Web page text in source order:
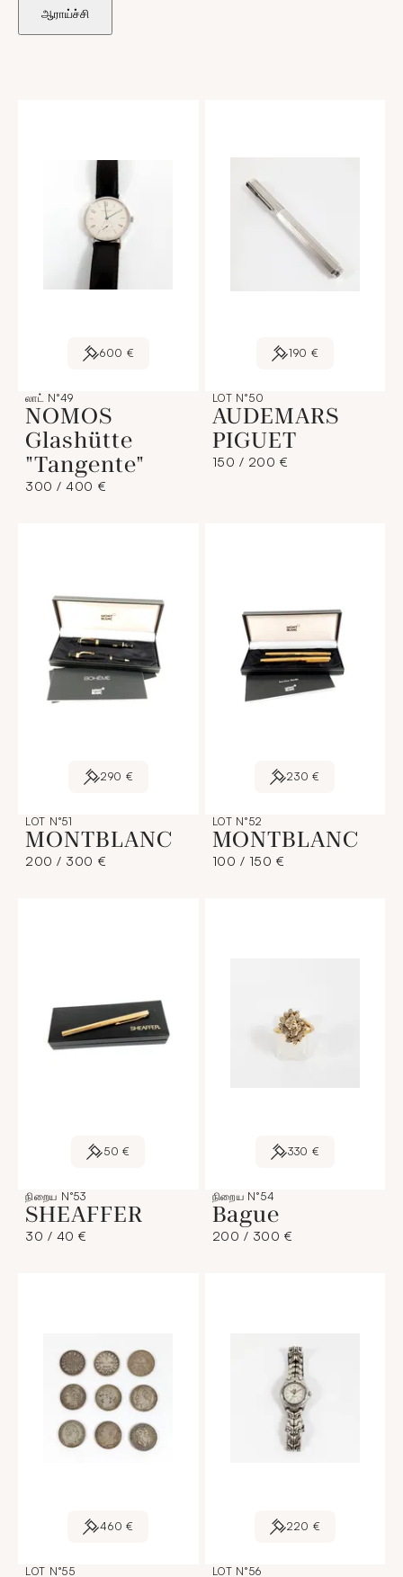
ஆராய்ச்சி
600 €
லாட் N°49
NOMOS
Glashütte
"Tangente"
300 / 400 €
190 €
LOT N°50
AUDEMARS
PIGUET
150 / 200 €
290 €
LOT N°51
MONTBLANC
200 / 300 €
230 €
LOT N°52
MONTBLANC
100 / 150 €
50 €
நிறைய N°53
SHEAFFER
30 / 40 €
330 €
நிறைய N°54
Bague
200 / 300 €
460 €
LOT N°55
220 €
LOT N°56